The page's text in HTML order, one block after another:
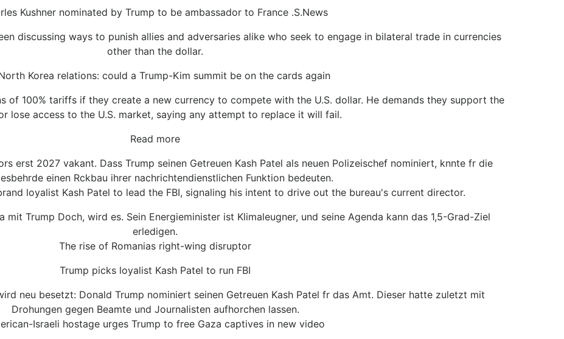
Kushner nominated by Trump to be ambassador to France .S.News
discussing ways to punish allies and adversaries alike who seek to engage in bilateral trade in currencies
other than the dollar.
Korea relations: could a Trump-Kim summit be on the cards again
of 100% tariffs if they create a new currency to compete with the U.S. dollar. He demands they support the
lose access to the U.S. market, saying any attempt to replace it will fail.
Read more
erst 2027 vakant. Dass Trump seinen Getreuen Kash Patel als neuen Polizeischef nominiert, knnte fr die
einen Rckbau ihrer nachrichtendienstlichen Funktion bedeuten.
loyalist Kash Patel to lead the FBI, signaling his intent to drive out the bureau's current director.
Trump Doch, wird es. Sein Energieminister ist Klimaleugner, und seine Agenda kann das 1,5-Grad-Ziel
erledigen.
The rise of Romanias right-wing disruptor
Trump picks loyalist Kash Patel to run FBI
neu besetzt: Donald Trump nominiert seinen Getreuen Kash Patel fr das Amt. Dieser hatte zuletzt mit
Drohungen gegen Beamte und Journalisten aufhorchen lassen.
Israeli hostage urges Trump to free Gaza captives in new video